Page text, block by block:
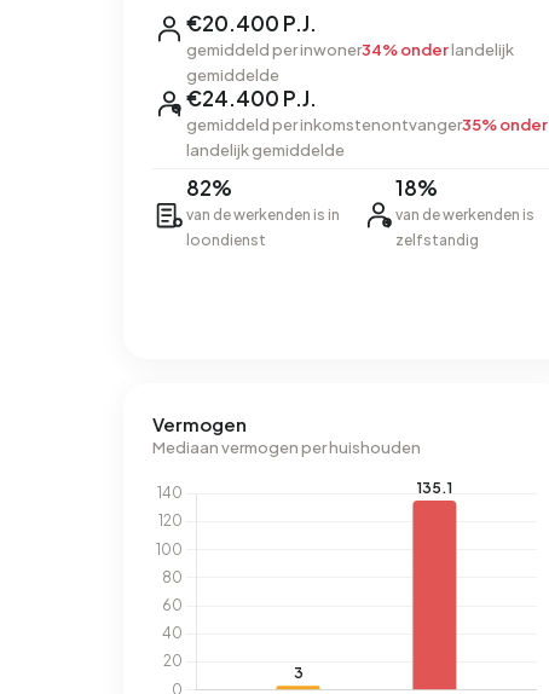
€20.400 P.J.
gemiddeld per inwoner34% onderlandelijk
gemiddelde
€24.400 P.J.
gemiddeld per inkomstenontvanger35% onder
landelijk gemiddelde
82%
van de werkenden is in
loondienst
18%
van de werkenden is
zelfstandig
Vermogen
Mediaan vermogen per huishouden